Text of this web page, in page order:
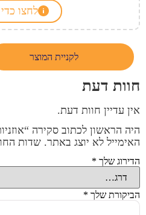
לחצו
לקניית המוצר
חוות דעת
אין עדיין חוות דעת.
היה הראשון לכתוב סקירה
האימייל לא יוצג באתר. שדות
הדירוג שלך *
הביקורת שלך *